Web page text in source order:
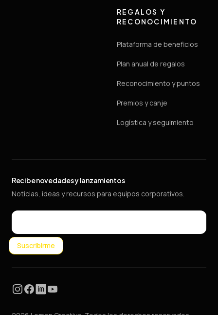
REGALOS Y
RECONOCIMIENTO
Plataforma de beneficios
Plan anual de regalos
Reconocimiento y puntos
Premios y canje
Logística y seguimiento
Recibe novedades y lanzamientos
Noticias, ideas y recursos para equipos corporativos.
Email
Suscribirme
Instagram
Facebook
LinkedInYouTube